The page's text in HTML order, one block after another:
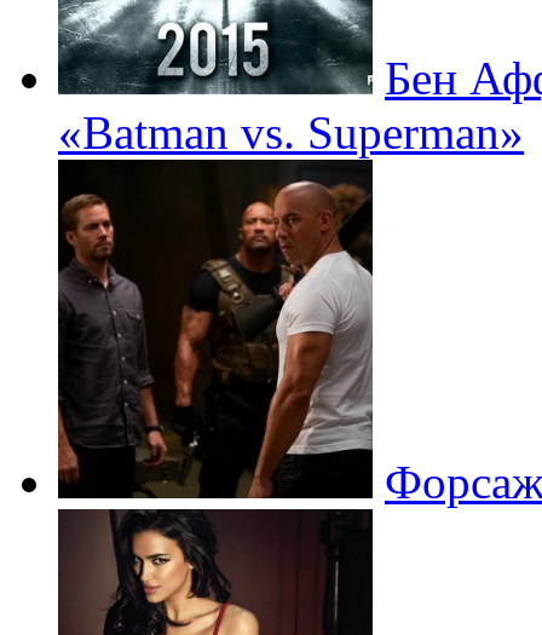
Бен
«Batman vs. Superman»